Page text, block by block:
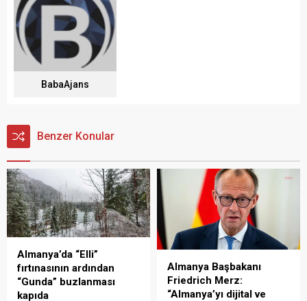
BabaAjans
Benzer Konular
Almanya’da “Elli”
fırtınasının ardından
“Gunda” buzlanması
kapıda
Almanya Başbakanı
Friedrich Merz:
“Almanya’yı dijital ve